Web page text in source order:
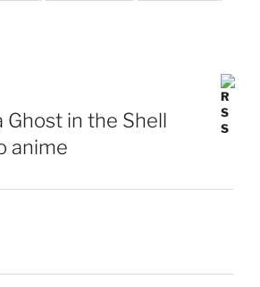
Ghost in the Shell
anime